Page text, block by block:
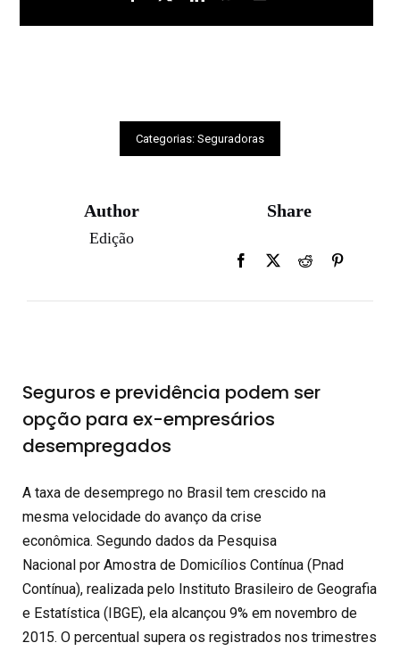
Categorias: Seguradoras
Author
Edição
Share
Seguros e previdência podem ser
opção para ex-empresários
desempregados
A taxa de desemprego no Brasil tem crescido na
mesma velocidade do avanço da crise
econômica. Segundo dados da Pesquisa
Nacional por Amostra de Domicílios Contínua (Pnad
Contínua), realizada pelo Instituto Brasileiro de Geografia
e Estatística (IBGE), ela alcançou 9% em novembro de
2015. O percentual supera os registrados nos trimestres